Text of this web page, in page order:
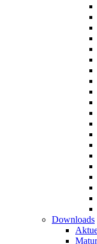
Downloads